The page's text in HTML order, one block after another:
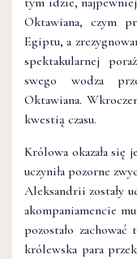
Oktawiana, czym
Egiptu, a
spektakularnej
swego wodza
Oktawiana.
kwestią czasu.
Królowa okazała
uczyniła pozorne
Aleksandrii zostały
akompaniamencie
pozostało
królewska para